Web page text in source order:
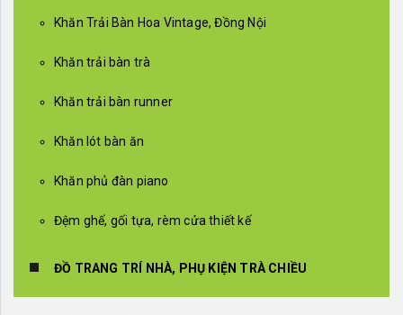
Khăn Trải Bàn Hoa Vintage, Đồng Nội
Khăn trải bàn trà
Khăn trải bàn runner
Khăn lót bàn ăn
Khăn phủ đàn piano
Đệm ghế, gối tựa, rèm cửa thiết kế
ĐỒ TRANG TRÍ NHÀ, PHỤ KIỆN TRÀ CHIỀU